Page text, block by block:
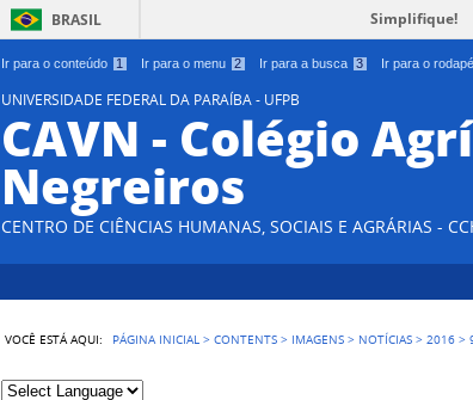
Ir para o conteúdo 1 Ir para o menu 2 Ir para a busca 3 Ir para o rodapé
BRASIL Simplifique!
UNIVERSIDADE FEDERAL DA PARAÍBA - UFPB
CAVN - Colégio
Negreiros
CENTRO DE CIÊNCIAS HUMANAS, SOCIAIS E AGRÁRIAS -
VOCÊ ESTÁ AQUI: PÁGINA INICIAL >CONTENTS > IMAGENS > NOTÍCIAS >2016 >